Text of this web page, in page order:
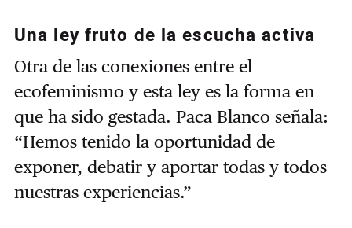
Una ley fruto de la escucha activa
Otra de las conexiones entre el
ecofeminismo y esta ley es la forma en
que ha sido gestada. Paca Blanco señala:
“Hemos tenido la oportunidad de
exponer, debatir y aportar todas y todos
nuestras experiencias.”